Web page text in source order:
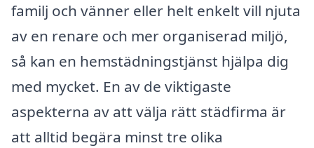
familj och vänner eller helt enkelt vill njuta
av en renare och mer organiserad miljö,
så kan en hemstädningstjänst hjälpa dig
med mycket. En av de viktigaste
aspekterna av att välja rätt städfirma är
att alltid begära minst tre olika